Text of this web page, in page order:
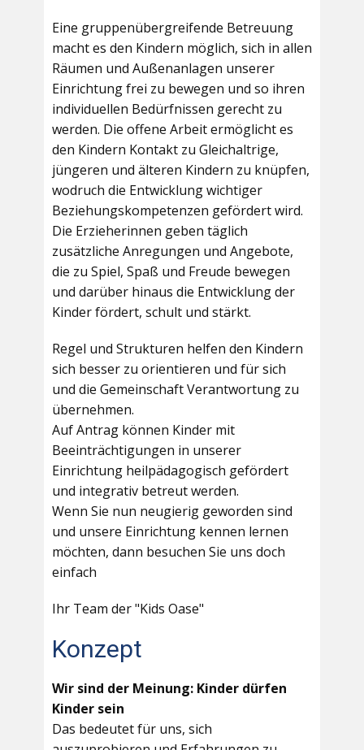
Eine gruppenübergreifende Betreuung
macht es den Kindern möglich, sich in allen
Räumen und Außenanlagen unserer
Einrichtung frei zu bewegen und so ihren
individuellen Bedürfnissen gerecht zu
werden. Die offene Arbeit ermöglicht es
den Kindern Kontakt zu Gleichaltrige,
jüngeren und älteren Kindern zu knüpfen,
wodruch die Entwicklung wichtiger
Beziehungskompetenzen gefördert wird.
Die Erzieherinnen geben täglich
zusätzliche Anregungen und Angebote,
die zu Spiel, Spaß und Freude bewegen
und darüber hinaus die Entwicklung der
Kinder fördert, schult und stärkt.
Regel und Strukturen helfen den Kindern
sich besser zu orientieren und für sich
und die Gemeinschaft Verantwortung zu
übernehmen.
Auf Antrag können Kinder mit
Beeinträchtigungen in unserer
Einrichtung heilpädagogisch gefördert
und integrativ betreut werden.
Wenn Sie nun neugierig geworden sind
und unsere Einrichtung kennen lernen
möchten, dann besuchen Sie uns doch
einfach
Ihr Team der "Kids Oase"
Konzept
Wir sind der Meinung: Kinder dürfen
Kinder sein
Das bedeutet für uns, sich